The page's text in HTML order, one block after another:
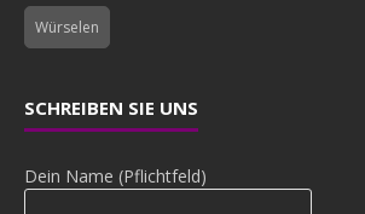
Würselen
SCHREIBEN SIE UNS
Dein Name (Pflichtfeld)